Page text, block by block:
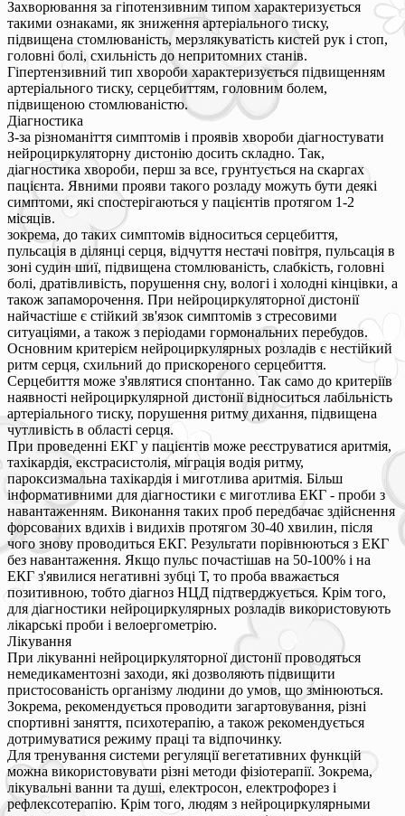
Захворювання за гіпотензивним типом характеризується
такими ознаками, як зниження артеріального тиску,
підвищена стомлюваність, мерзлякуватість кистей рук і стоп,
головні болі, схильність до непритомних станів.
Гіпертензивний тип хвороби характеризується підвищенням
артеріального тиску, серцебиттям, головним болем,
підвищеною стомлюваністю.
Діагностика
З-за різноманіття симптомів і проявів хвороби діагностувати
нейроциркуляторну дистонію досить складно. Так,
діагностика хвороби, перш за все, грунтується на скаргах
пацієнта. Явними прояви такого розладу можуть бути деякі
симптоми, які спостерігаються у пацієнтів протягом 1-2
місяців.
зокрема, до таких симптомів відноситься серцебиття,
пульсація в ділянці серця, відчуття нестачі повітря, пульсація в
зоні судин шиї, підвищена стомлюваність, слабкість, головні
болі, дратівливість, порушення сну, вологі і холодні кінцівки, а
також запаморочення. При нейроциркуляторної дистонії
найчастіше є стійкий зв'язок симптомів з стресовими
ситуаціями, а також з періодами гормональних перебудов.
Основним критерієм нейроциркулярных розладів є нестійкий
ритм серця, схильний до прискореного серцебиття.
Серцебиття може з'являтися спонтанно. Так само до критеріїв
наявності нейроциркулярной дистонії відноситься лабільність
артеріального тиску, порушення ритму дихання, підвищена
чутливість в області серця.
При проведенні ЕКГ у пацієнтів може реєструватися аритмія,
тахікардія, екстрасистолія, міграція водія ритму,
пароксизмальна тахікардія і миготлива аритмія. Більш
інформативними для діагностики є миготлива ЕКГ - проби з
навантаженням. Виконання таких проб передбачає здійснення
форсованих вдихів і видихів протягом 30-40 хвилин, після
чого знову проводиться ЕКГ. Результати порівнюються з ЕКГ
без навантаження. Якщо пульс почастішав на 50-100% і на
ЕКГ з'явилися негативні зубці Т, то проба вважається
позитивною, тобто діагноз НЦД підтверджується. Крім того,
для діагностики нейроциркулярных розладів використовують
лікарські проби і велоергометрію.
Лікування
При лікуванні нейроциркуляторної дистонії проводяться
немедикаментозні заходи, які дозволяють підвищити
пристосованість організму людини до умов, що змінюються.
Зокрема, рекомендується проводити загартовування, різні
спортивні заняття, психотерапію, а також рекомендується
дотримуватися режиму праці та відпочинку.
Для тренування системи регуляції вегетативних функцій
можна використовувати різні методи фізіотерапії. Зокрема,
лікувальні ванни та душі, електросон, електрофорез і
рефлексотерапію. Крім того, людям з нейроциркулярными